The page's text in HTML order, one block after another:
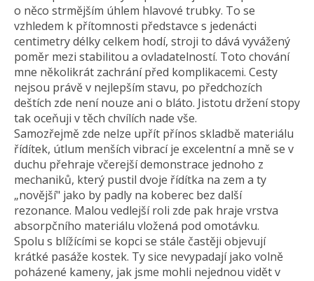
o něco strmějším úhlem hlavové trubky. To se
vzhledem k přítomnosti představce s jedenácti
centimetry délky celkem hodí, stroji to dává vyvážený
poměr mezi stabilitou a ovladatelností. Toto chování
mne několikrát zachrání před komplikacemi. Cesty
nejsou právě v nejlepším stavu, po předchozích
deštích zde není nouze ani o bláto. Jistotu držení stopy
tak oceňuji v těch chvílích nade vše.
Samozřejmě zde nelze upřít přínos skladbě materiálu
řídítek, útlum menších vibrací je excelentní a mně se v
duchu přehraje včerejší demonstrace jednoho z
mechaniků, který pustil dvoje řídítka na zem a ty
„novější" jako by padly na koberec bez další
rezonance. Malou vedlejší roli zde pak hraje vrstva
absorpčního materiálu vložená pod omotávku.
Spolu s blížícími se kopci se stále častěji objevují
krátké pasáže kostek. Ty sice nevypadají jako volně
poházené kameny, jak jsme mohli nejednou vidět v